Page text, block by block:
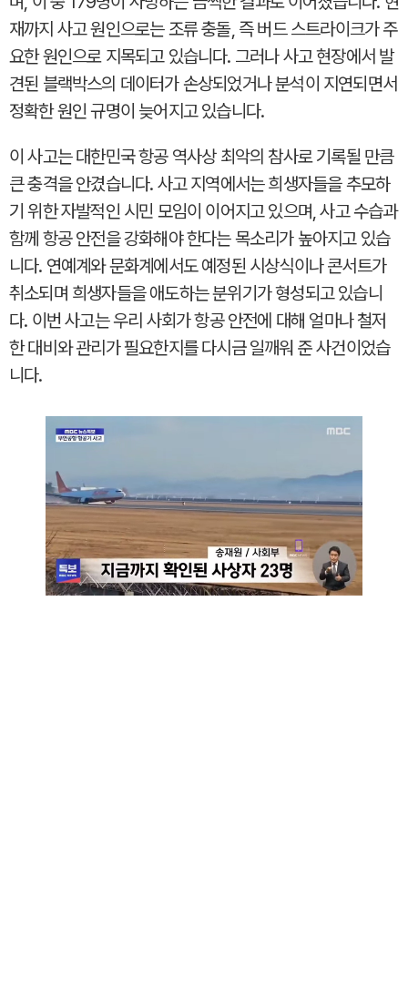
재까지 사고 원인으로는 조류 충돌, 즉 버드 스트라이크가 주
요한 원인으로 지목되고 있습니다. 그러나 사고 현장에서 발
견된 블랙박스의 데이터가 손상되었거나 분석이 지연되면서
정확한 원인 규명이 늦어지고 있습니다.
이 사고는 대한민국 항공 역사상 최악의 참사로 기록될 만큼
큰 충격을 안겼습니다. 사고 지역에서는 희생자들을 추모하
기 위한 자발적인 시민 모임이 이어지고 있으며, 사고 수습과
함께 항공 안전을 강화해야 한다는 목소리가 높아지고 있습
니다. 연예계와 문화계에서도 예정된 시상식이나 콘서트가
취소되며 희생자들을 애도하는 분위기가 형성되고 있습니
다. 이번 사고는 우리 사회가 항공 안전에 대해 얼마나 철저
한 대비와 관리가 필요한지를 다시금 일깨워 준 사건이었습
니다.